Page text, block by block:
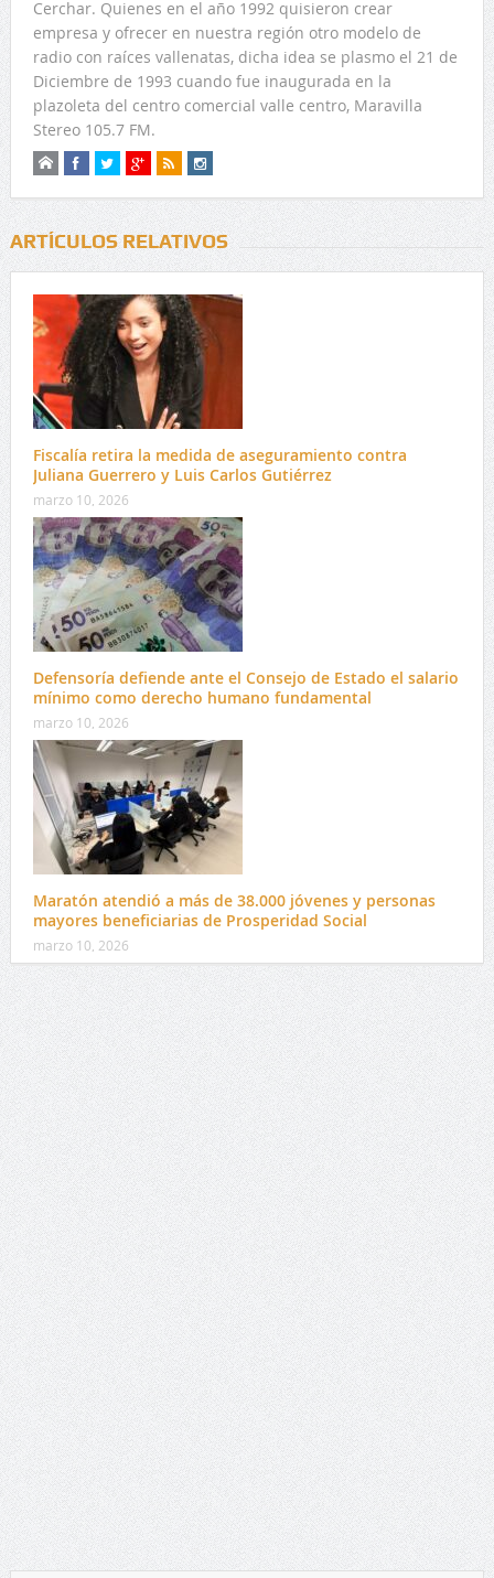
Cerchar. Quienes en el año 1992 quisieron crear
empresa y ofrecer en nuestra región otro modelo de
radio con raíces vallenatas, dicha idea se plasmo el 21 de
Diciembre de 1993 cuando fue inaugurada en la
plazoleta del centro comercial valle centro, Maravilla
Stereo 105.7 FM.
ARTÍCULOS RELATIVOS
Fiscalía retira la medida de aseguramiento contra
Juliana Guerrero y Luis Carlos Gutiérrez
marzo 10, 2026
Defensoría defiende ante el Consejo de Estado el salario
mínimo como derecho humano fundamental
marzo 10, 2026
Maratón atendió a más de 38.000 jóvenes y personas
mayores beneficiarias de Prosperidad Social
marzo 10, 2026